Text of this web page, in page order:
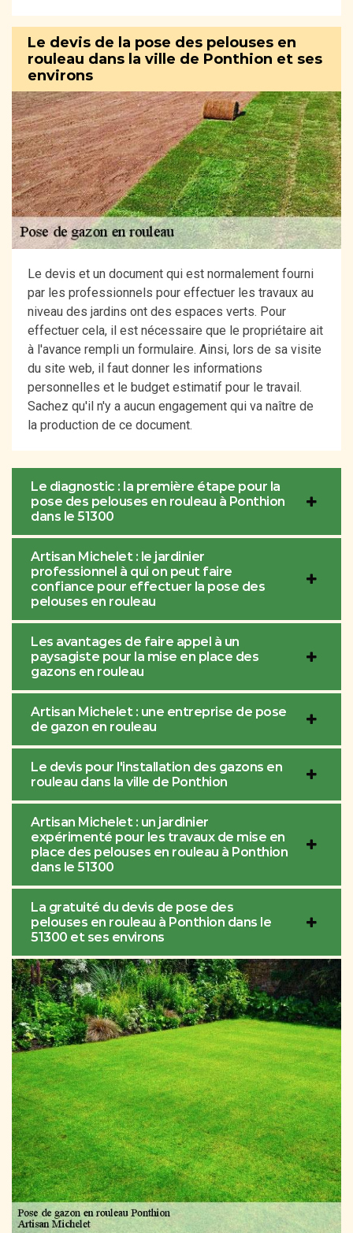
Le devis de la pose des pelouses en
rouleau dans la ville de Ponthion et ses
environs
Le devis et un document qui est normalement fourni
par les professionnels pour effectuer les travaux au
niveau des jardins ont des espaces verts. Pour
effectuer cela, il est nécessaire que le propriétaire ait
à l'avance rempli un formulaire. Ainsi, lors de sa visite
du site web, il faut donner les informations
personnelles et le budget estimatif pour le travail.
Sachez qu'il n'y a aucun engagement qui va naître de
la production de ce document.
Le diagnostic : la première étape pour la
pose des pelouses en rouleau à Ponthion
dans le 51300
Artisan Michelet : le jardinier
professionnel à qui on peut faire
confiance pour effectuer la pose des
pelouses en rouleau
Les avantages de faire appel à un
paysagiste pour la mise en place des
gazons en rouleau
Artisan Michelet : une entreprise de pose
de gazon en rouleau
Le devis pour l'installation des gazons en
rouleau dans la ville de Ponthion
Artisan Michelet : un jardinier
expérimenté pour les travaux de mise en
place des pelouses en rouleau à Ponthion
dans le 51300
La gratuité du devis de pose des
pelouses en rouleau à Ponthion dans le
51300 et ses environs